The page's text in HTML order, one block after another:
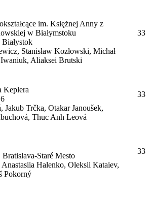
im. Księżnej Anny z
w Białymstoku
Stanisław Kozłowski, Michał
Aliaksei Brutski
33
Keplera
Jakub Trčka, Otakar Janoušek,
Thuc Anh Leová
33
Staré Mesto
Halenko, Oleksii Kataiev,
Pokorný
33